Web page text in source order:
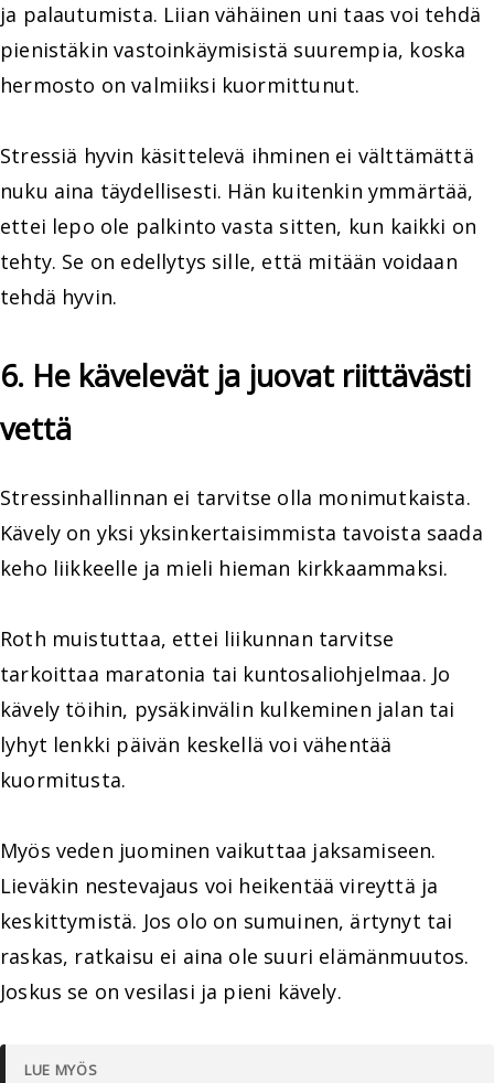
ja palautumista. Liian vähäinen uni taas voi tehdä
pienistäkin vastoinkäymisistä suurempia, koska
hermosto on valmiiksi kuormittunut.
Stressiä hyvin käsittelevä ihminen ei välttämättä
nuku aina täydellisesti. Hän kuitenkin ymmärtää,
ettei lepo ole palkinto vasta sitten, kun kaikki on
tehty. Se on edellytys sille, että mitään voidaan
tehdä hyvin.
6. He kävelevät ja juovat riittävästi
vettä
Stressinhallinnan ei tarvitse olla monimutkaista.
Kävely on yksi yksinkertaisimmista tavoista saada
keho liikkeelle ja mieli hieman kirkkaammaksi.
Roth muistuttaa, ettei liikunnan tarvitse
tarkoittaa maratonia tai kuntosaliohjelmaa. Jo
kävely töihin, pysäkinvälin kulkeminen jalan tai
lyhyt lenkki päivän keskellä voi vähentää
kuormitusta.
Myös veden juominen vaikuttaa jaksamiseen.
Lieväkin nestevajaus voi heikentää vireyttä ja
keskittymistä. Jos olo on sumuinen, ärtynyt tai
raskas, ratkaisu ei aina ole suuri elämänmuutos.
Joskus se on vesilasi ja pieni kävely.
LUE MYÖS